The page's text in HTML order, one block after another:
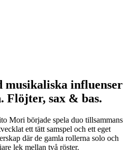
musikaliska influenser
Flöjter, sax & bas.
Mori började spela duo tillsammans
ett tätt samspel och ett eget
där de gamla rollerna solo och
lek mellan två röster.